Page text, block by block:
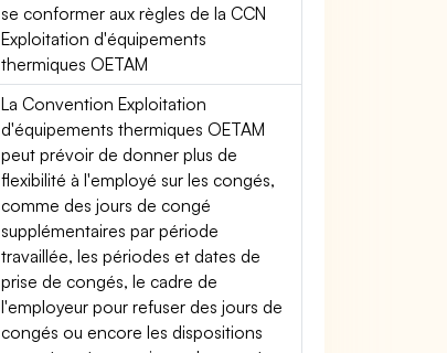
se conformer aux règles de la CCN
Exploitation d'équipements
thermiques OETAM
La Convention Exploitation
d'équipements thermiques OETAM
peut prévoir de donner plus de
flexibilité à l'employé sur les congés,
comme des jours de congé
supplémentaires par période
travaillée, les périodes et dates de
prise de congés, le cadre de
l'employeur pour refuser des jours de
congés ou encore les dispositions